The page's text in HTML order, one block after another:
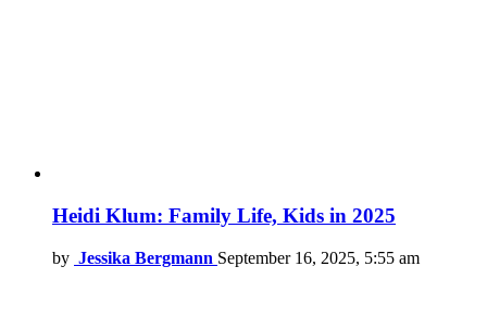
Heidi Klum: Family Life, Kids in 2025
by Jessika Bergmann September 16, 2025, 5:55 am